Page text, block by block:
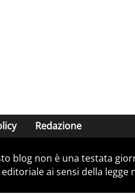
Redazione
blog non è una testata
ai sensi della legge